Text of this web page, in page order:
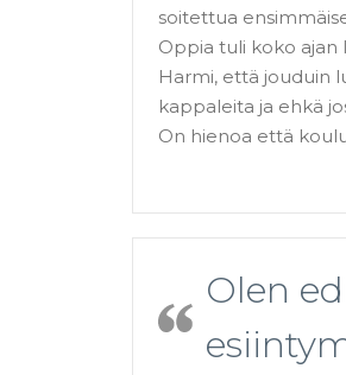
soitettua
Oppia tuli koko ajan
Harmi, että jouduin
kappaleita ja ehkä
On hienoa että
Olen